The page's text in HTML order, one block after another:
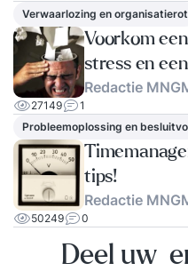
Verwaarlozing en organisatierot
Voorkom
stress en
Redactie
27149
1
Probleemoplossing en
tips!
Redactie
50249 0
Deel uw